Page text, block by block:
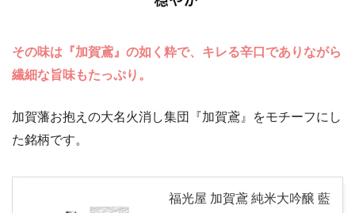
その味は『加賀鳶』の如く粋で、キレる辛口でありながら
繊細な旨味もたっぷり。
加賀藩お抱えの大名火消し集団『加賀鳶』をモチーフにし
た銘柄です。
福光屋 加賀鳶 純米大吟醸 藍